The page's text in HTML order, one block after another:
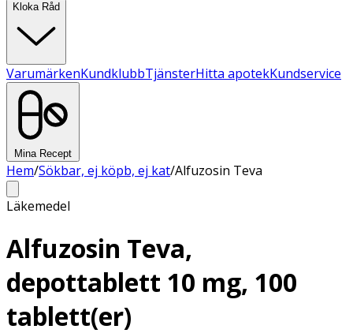
Kloka Råd
VarumärkenKundklubbTjänsterHitta apotekKundservice
Mina Recept
Hem/Sökbar, ej köpb, ej kat/Alfuzosin Teva
Läkemedel
Alfuzosin Teva,
depottablett 10 mg, 100
tablett(er)